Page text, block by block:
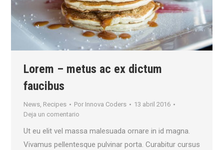
Lorem – metus ac ex dictum
faucibus
News, Recipes Por Innova Coders
13 abril 2016
Deja un comentario
Ut eu elit vel massa malesuada ornare in id magna.
Vivamus pellentesque pulvinar porta. Curabitur cursus